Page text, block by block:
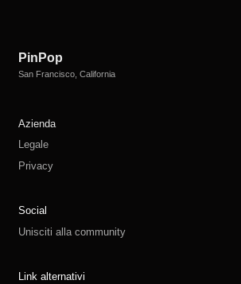
PinPop
San Francisco, California
Azienda
Legale
Privacy
Social
Unisciti alla community
Link alternativi